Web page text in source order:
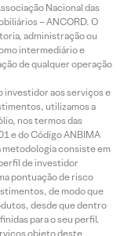
Nacional das
– ANCORD. O
administração ou
intermediário e
de qualquer operação
investidor aos serviços e
utilizamos a
nos termos das
e do Código ANBIMA
consiste em
de investidor
pontuação de risco
de modo que
desde que dentro
para o seu perfil.
objeto deste